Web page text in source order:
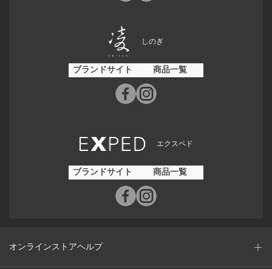
しのぎ
ブランドサイト 商品一覧
エクスペド
ブランドサイト 商品一覧
オンラインストアヘルプ